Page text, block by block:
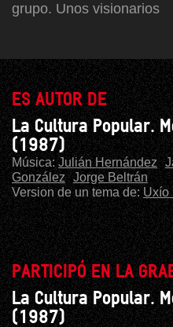
grupo. Unos visionarios
ES AUTOR DE
La Cultura Popular.
(1987)
Música:Julián Hernández
González Jorge Beltrán
Version de un tema de:Uxío
PARTICIPÓ EN LA
La Cultura Popular.
(1987)